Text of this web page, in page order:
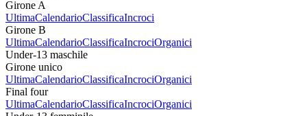
Girone A
UltimaCalendarioClassificaIncroci
Girone B
UltimaCalendarioClassificaIncrociOrganici
Under-13 maschile
Girone unico
UltimaCalendarioClassificaIncrociOrganici
Final four
UltimaCalendarioClassificaIncrociOrganici